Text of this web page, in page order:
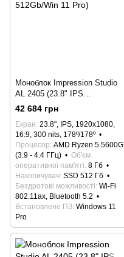
Моноблок Impression Studio
AL 2405 (23.8" IPS
1920x1080/AMD Ryzen 5
5600G/A300/8 Gb/SSD
512Gb/Win 11 Pro)
42 684 грн
Екран 23.8", IPS, 1920x1080,
16:9, 300 nits, 178º/178º
Процесор AMD Ryzen 5 5600G
(3.9 - 4.4 ГГц)
Об'єм
оперативної пам'яті 8 Гб
Накопичувач SSD 512 Гб
Бездротові можливості Wi-Fi
802.11ax, Bluetooth 5.2
Встановлене ПЗ Windows 11
Pro